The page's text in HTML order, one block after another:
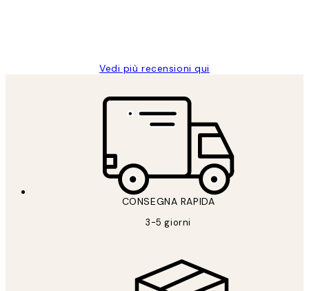
Vedi più recensioni qui
CONSEGNA RAPIDA
3-5 giorni